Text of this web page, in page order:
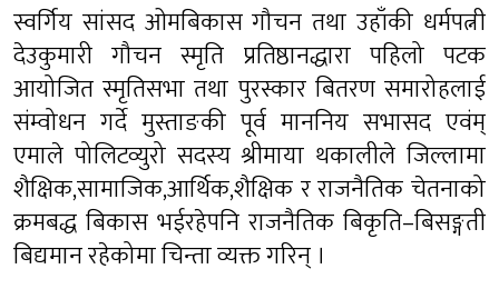
स्वर्गिय सांसद ओमबिकास गौचन तथा उहाँकी धर्मपत्नी
देउकुमारी गौचन स्मृति प्रतिष्ठानद्धारा पहिलो पटक
आयोजित स्मृतिसभा तथा पुरस्कार बितरण समारोहलाई
संम्वोधन गर्दे मुस्ताङकी पूर्व माननिय सभासद एवंम्
एमाले पोलिटव्युरो सदस्य श्रीमाया थकालीले जिल्लामा
शैक्षिक,सामाजिक,आर्थिक,शैक्षिक र राजनैतिक चेतनाको
क्रमबद्ध बिकास भईरहेपनि राजनैतिक बिकृति–बिसङ्गती
बिद्यमान रहेकोमा चिन्ता व्यक्त गरिन् ।